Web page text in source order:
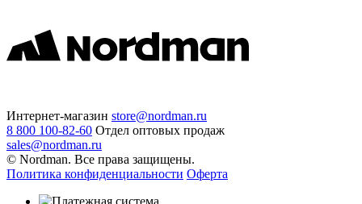
Интернет-магазин store@nordman.ru
8 800 100-82-60 Отдел оптовых продаж
sales@nordman.ru
© Nordman. Все права защищены.
Политика конфиденциальности Оферта